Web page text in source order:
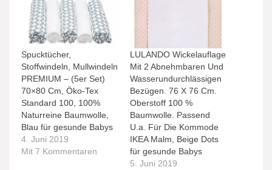
Spucktücher,
Stoffwindeln, Mullwindeln
PREMIUM – (5er Set)
70×80 Cm, Öko-Tex
Standard 100, 100%
Naturreine Baumwolle,
Blau für gesunde Babys
4. Juni 2019
Mit 7 Kommentaren
LULANDO Wickelauflage
Mit 2 Abnehmbaren Und
Wasserundurchlässigen
Bezügen. 76 X 76 Cm.
Oberstoff 100 %
Baumwolle. Passend
U.a. Für Die Kommode
IKEA Malm, Beige Dots
für gesunde Babys
5. Juni 2019